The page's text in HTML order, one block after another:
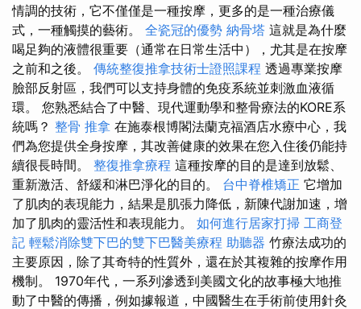
情調的技術，它不僅僅是一種按摩，更多的是一種治療儀
式，一種觸摸的藝術。 全瓷冠的優勢 納骨塔 這就是為什麼
喝足夠的液體很重要（通常在日常生活中），尤其是在按摩
之前和之後。 傳統整復推拿技術士證照課程 透過專業按摩
臉部反射區，我們可以支持身體的免疫系統並刺激血液循
環。 您熟悉結合了中醫、現代運動學和整骨療法的KORE系
統嗎？ 整骨 推拿 在施泰根博閣法蘭克福酒店水療中心，我
們為您提供全身按摩，其改善健康的效果在您入住後仍能持
續很長時間。 整復推拿療程 這種按摩的目的是達到放鬆、
重新激活、舒緩和淋巴淨化的目的。 台中脊椎矯正 它增加
了肌肉的表現能力，結果是肌張力降低，新陳代謝加速，增
加了肌肉的靈活性和表現能力。 如何進行居家打掃 工商登
記 輕鬆消除雙下巴的雙下巴醫美療程 助聽器 竹療法成功的
主要原因，除了其奇特的性質外，還在於其複雜的按摩作用
機制。 1970年代，一系列滲透到美國文化的故事極大地推
動了中醫的傳播，例如據報道，中國醫生在手術前使用針灸